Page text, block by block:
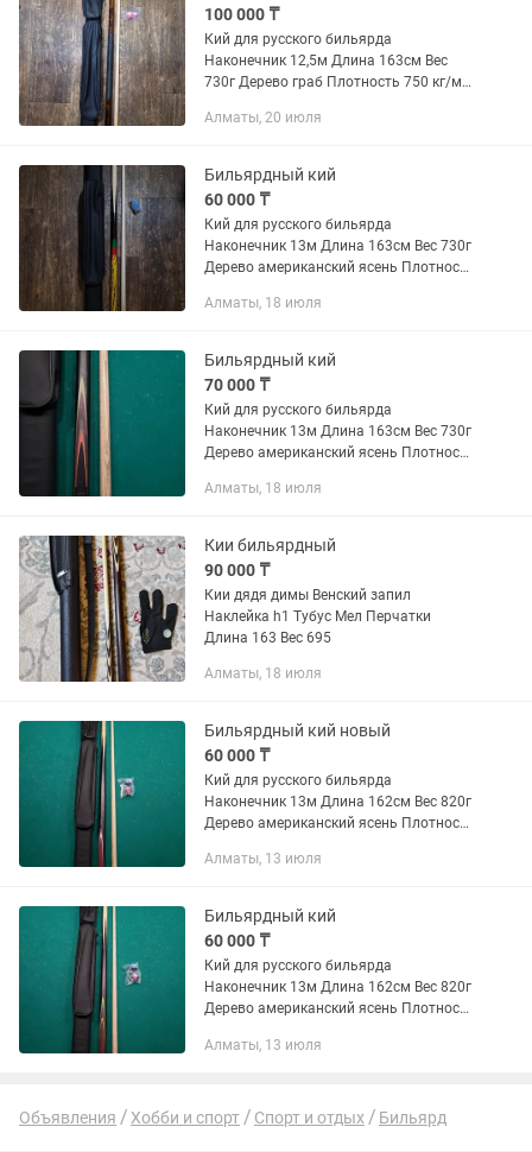
100 000 ₸
Кий для русского бильярда
Наконечник 12,5м Длина 163см Вес
730г Дерево граб Плотность 750 кг/м3
Алматы, 20 июля
Бильярдный кий
60 000 ₸
Кий для русского бильярда
Наконечник 13м Длина 163см Вес 730г
Дерево американский ясень Плотность
Алматы, 18 июля
Бильярдный кий
70 000 ₸
Кий для русского бильярда
Наконечник 13м Длина 163см Вес 730г
Дерево американский ясень Плотность
Алматы, 18 июля
Кии бильярдный
90 000 ₸
Кии дядя димы Венский запил
Наклейка h1 Тубус Мел Перчатки
Длина 163 Вес 695
Алматы, 18 июля
Бильярдный кий новый
60 000 ₸
Кий для русского бильярда
Наконечник 13м Длина 162см Вес 820г
Дерево американский ясень Плотность
Наконечника
Алматы, 13 июля
Бильярдный кий
60 000 ₸
Кий для русского бильярда
Наконечник 13м Длина 162см Вес 820г
Дерево американский ясень Плотность
Наконечника
Алматы, 13 июля
Объявления Хобби и спорт Спорт и отдых Бильярд